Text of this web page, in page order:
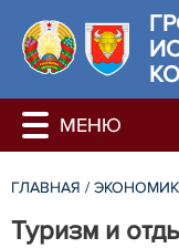
ГЛАВНАЯ /
Туризм и